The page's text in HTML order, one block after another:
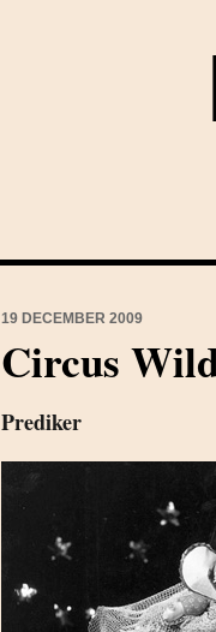
19 DECEMBER 2009
Circus
Prediker